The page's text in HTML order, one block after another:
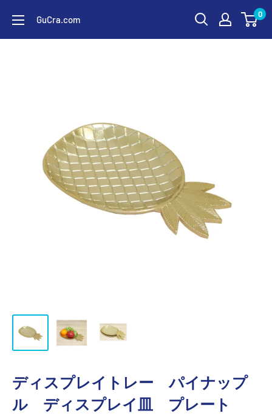
テ
GuCra.com 0
ディスプレイトレー パイナップ
ル ディスプレイ皿 プレート